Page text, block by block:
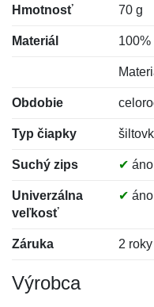
Hmotnosť 70 g
Materiál 100%
Obdobie
Typ čiapky
Suchý zips ✔ áno
Univerzálna
veľkosť
✔ áno
Záruka 2 roky
Výrobca